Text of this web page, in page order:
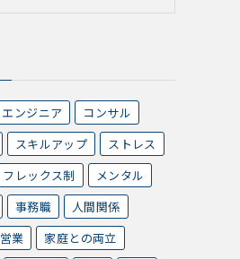
エンジニア
コンサル
スキルアップ
ストレス
フレックス制
メンタル
事務職
人間関係
営業
家庭との両立